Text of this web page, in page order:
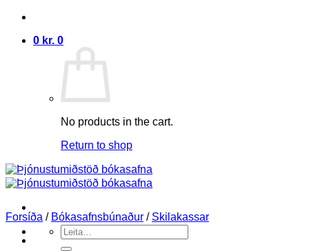
Skip
content
0 kr. 0
No products in the cart.
Return to shop
Search
for:
Forsíða / Bókasafnsbúnaður / Skilakassar